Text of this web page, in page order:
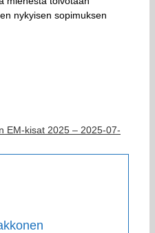
nykyisen sopimuksen
EM-kisat 2025 – 2025-07-